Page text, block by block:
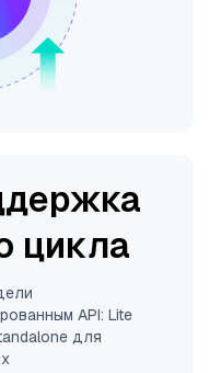
цикла
API: Lite
для